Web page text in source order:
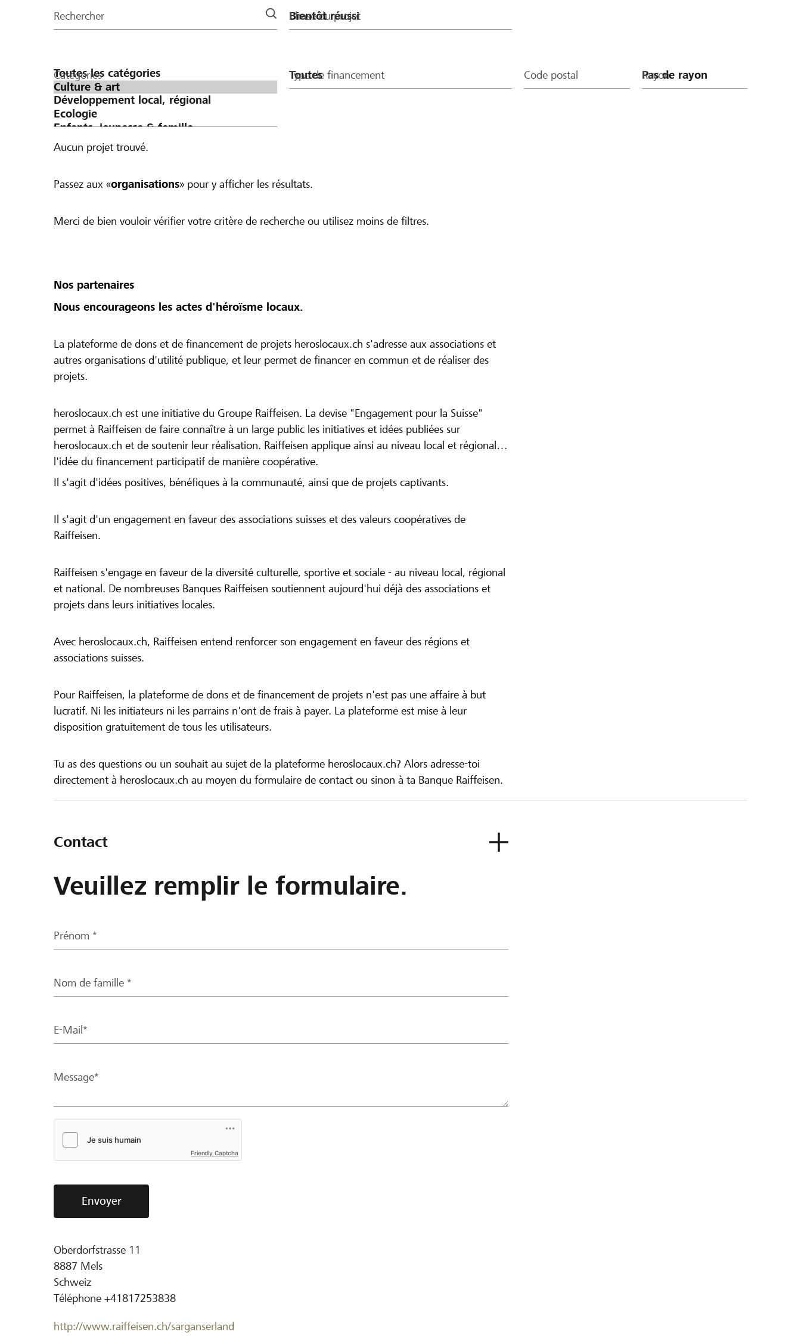
la
Rechercher Phase du projet
Catégories Type de financement Code postal Rayon
Aucun projet trouvé.
Passez aux «organisations» pour y afficher les résultats.
Merci de bien vouloir vérifier votre critère de recherche ou utilisez moins de filtres.
Nos partenaires
Nous encourageons les actes d'héroïsme locaux.
La plateforme de dons et de financement de projets heroslocaux.ch s'adresse aux associations et
autres organisations d'utilité publique, et leur permet de financer en commun et de réaliser des
projets.
heroslocaux.ch est une initiative du Groupe Raiffeisen. La devise "Engagement pour la Suisse"
permet à Raiffeisen de faire connaître à un large public les initiatives et idées publiées sur
heroslocaux.ch et de soutenir leur réalisation. Raiffeisen applique ainsi au niveau local et régional
l'idée du financement participatif de manière coopérative.
Il s'agit d'idées positives, bénéfiques à la communauté, ainsi que de projets captivants.
Il s'agit d'un engagement en faveur des associations suisses et des valeurs coopératives de
Raiffeisen.
Raiffeisen s'engage en faveur de la diversité culturelle, sportive et sociale - au niveau local, régional
et national. De nombreuses Banques Raiffeisen soutiennent aujourd'hui déjà des associations et
projets dans leurs initiatives locales.
Avec heroslocaux.ch, Raiffeisen entend renforcer son engagement en faveur des régions et
associations suisses.
Pour Raiffeisen, la plateforme de dons et de financement de projets n'est pas une affaire à but
lucratif. Ni les initiateurs ni les parrains n'ont de frais à payer. La plateforme est mise à leur
disposition gratuitement de tous les utilisateurs.
Tu as des questions ou un souhait au sujet de la plateforme heroslocaux.ch? Alors adresse-toi
directement à heroslocaux.ch au moyen du formulaire de contact ou sinon à ta Banque Raiffeisen.
Contact
Veuillez remplir le formulaire.
Prénom *
Nom de famille *
E-Mail*
Message*
Friendly Captcha
Envoyer
Oberdorfstrasse 11
8887 Mels
Schweiz
Téléphone +41817253838
http://www.raiffeisen.ch/sarganserland